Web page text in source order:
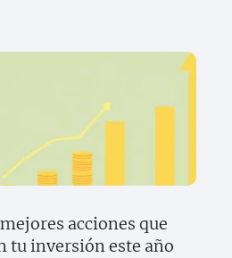
acciones que
tu inversión este año